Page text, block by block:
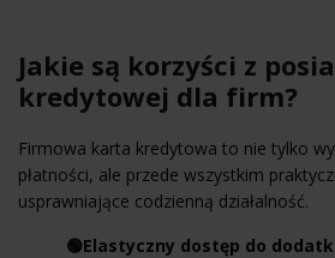
Jakie są korzyści z
kredytowej dla firm?
Firmowa karta kredytowa to nie tylko
płatności, ale przede wszystkim
usprawniające codzienną działalność.
🟢Elastyczny dostęp do